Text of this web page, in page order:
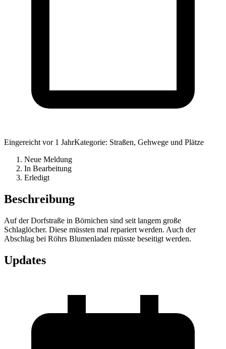
Eingereicht vor 1 JahrKategorie: Straßen, Gehwege und Plätze
Neue Meldung
In Bearbeitung
Erledigt
Beschreibung
Auf der Dorfstraße in Börnichen sind seit langem große
Schlaglöcher. Diese müssten mal repariert werden. Auch der
Abschlag bei Röhrs Blumenladen müsste beseitigt werden.
Updates